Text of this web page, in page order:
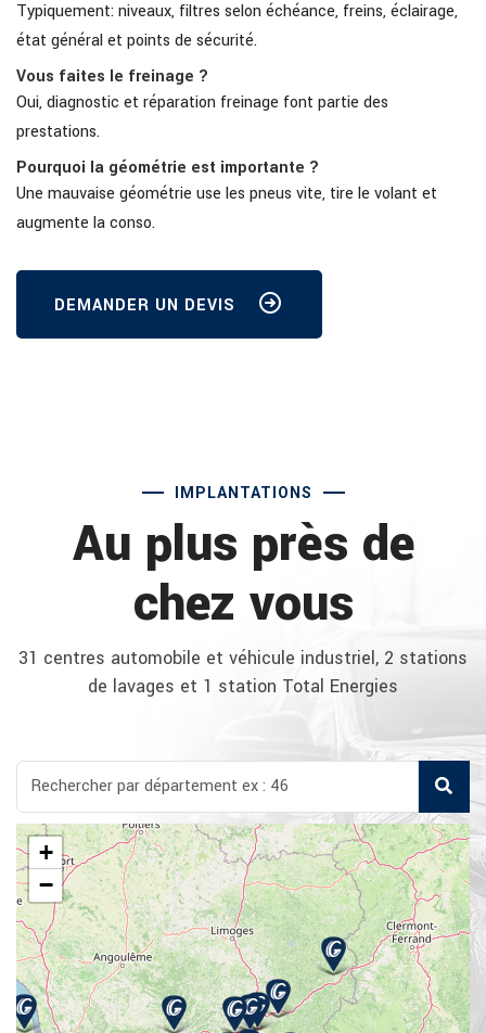
Typiquement: niveaux, filtres selon échéance, freins, éclairage,
état général et points de sécurité.
Vous faites le freinage ?
Oui, diagnostic et réparation freinage font partie des
prestations.
Pourquoi la géométrie est importante ?
Une mauvaise géométrie use les pneus vite, tire le volant et
augmente la conso.
DEMANDER UN DEVIS
IMPLANTATIONS
Au plus près de
chez vous
31 centres automobile et véhicule industriel, 2 stations
de lavages et 1 station Total Energies
+
−